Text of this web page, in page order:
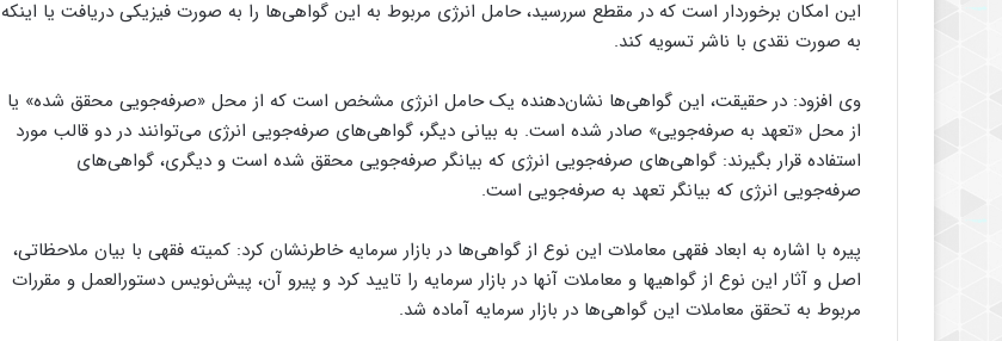
این امکان برخوردار است که در مقطع سررسید، حامل انرژی مربوط به این گواهی‌ها را به صورت فیزیکی دریافت یا اینکه
به صورت نقدی با ناشر تسویه کند.
وی افزود: در حقیقت، این گواهی‌ها نشان‌دهنده یک حامل انرژی مشخص است که از محل «صرفه‌جویی محقق شده» یا
از محل «تعهد به صرفه‌جویی» صادر شده است. به بیانی دیگر، گواهی‌های صرفه‌جویی انرژی می‌توانند در دو قالب مورد
استفاده قرار بگیرند: گواهی‌های صرفه‌جویی انرژی که بیانگر صرفه‌جویی محقق شده است و دیگری، گواهی‌های
صرفه‌جویی انرژی که بیانگر تعهد به صرفه‌جویی است.
پیره با اشاره به ابعاد فقهی معاملات این نوع از گواهی‌ها در بازار سرمایه خاطرنشان کرد: کمیته فقهی با بیان ملاحظاتی،
اصل و آثار این نوع از گواهی‎ها و معاملات آنها در بازار سرمایه را تایید کرد و پیرو آن، پیش‌نویس دستورالعمل و مقررات
مربوط به تحقق معاملات این گواهی‌ها در بازار سرمایه آماده شد.